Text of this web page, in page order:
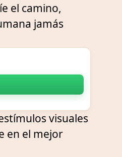
el camino,
jamás
visuales
en el mejor